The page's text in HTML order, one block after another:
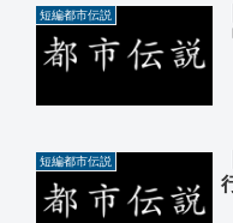
短編都市伝説
短編都市伝説